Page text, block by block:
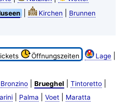
Kirchen
Brunnen
Öffnungszeiten Lage|
Bronzino| Brueghel Tintoretto|
| Palma Voet|
Maratta